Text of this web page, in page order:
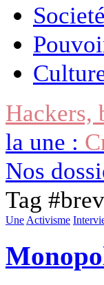
Societé
Hackers,
la une :
Nos
Tag #
Une Activisme